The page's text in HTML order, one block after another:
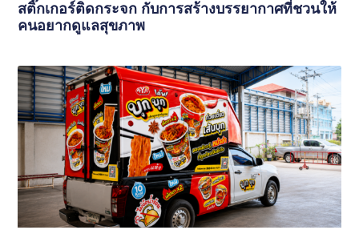
สติ๊กเกอร์ติดกระจก กับการสร้างบรรยากาศที่ชวนให้
คนอยากดูแลสุขภาพ